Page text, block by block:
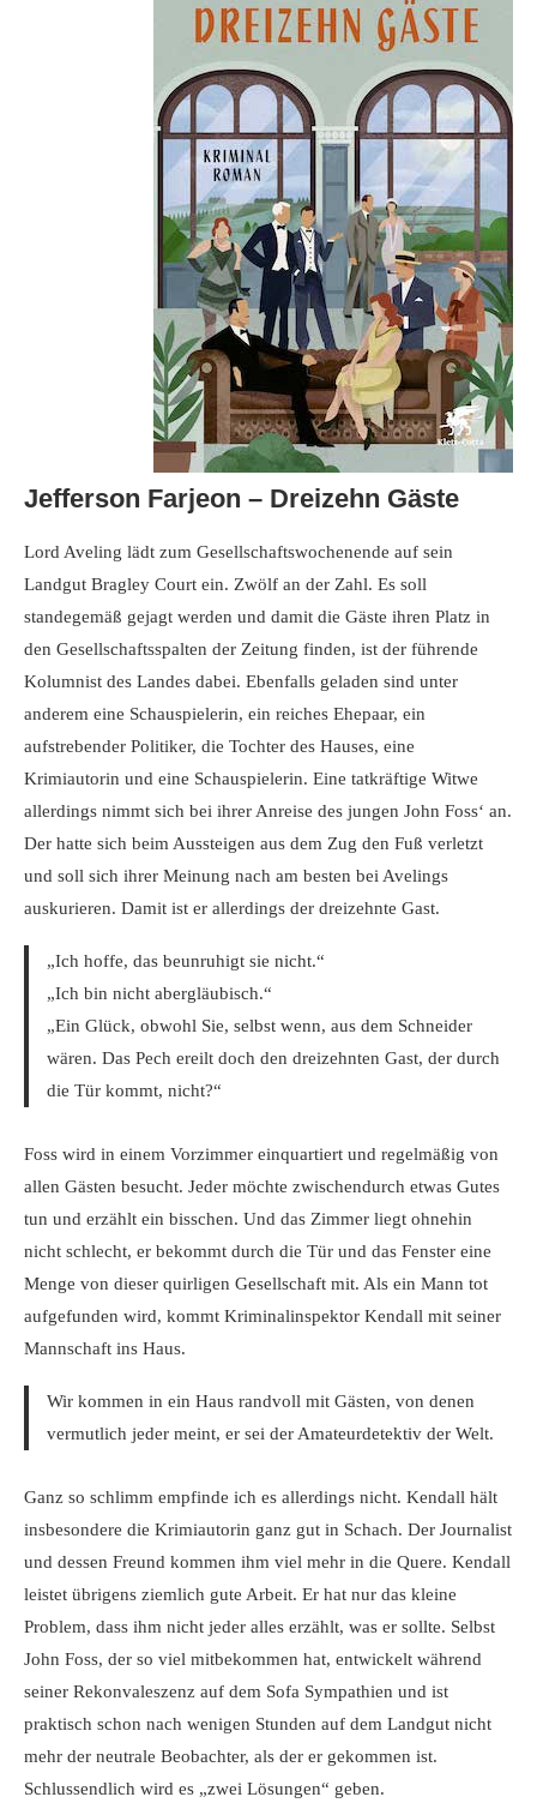
Jefferson Farjeon – Dreizehn Gäste
Lord Aveling lädt zum Gesellschaftswochenende auf sein
Landgut Bragley Court ein. Zwölf an der Zahl. Es soll
standegemäß gejagt werden und damit die Gäste ihren Platz in
den Gesellschaftsspalten der Zeitung finden, ist der führende
Kolumnist des Landes dabei. Ebenfalls geladen sind unter
anderem eine Schauspielerin, ein reiches Ehepaar, ein
aufstrebender Politiker, die Tochter des Hauses, eine
Krimiautorin und eine Schauspielerin. Eine tatkräftige Witwe
allerdings nimmt sich bei ihrer Anreise des jungen John Foss‘ an.
Der hatte sich beim Aussteigen aus dem Zug den Fuß verletzt
und soll sich ihrer Meinung nach am besten bei Avelings
auskurieren. Damit ist er allerdings der dreizehnte Gast.
„Ich hoffe, das beunruhigt sie nicht.“
„Ich bin nicht abergläubisch.“
„Ein Glück, obwohl Sie, selbst wenn, aus dem Schneider
wären. Das Pech ereilt doch den dreizehnten Gast, der durch
die Tür kommt, nicht?“
Foss wird in einem Vorzimmer einquartiert und regelmäßig von
allen Gästen besucht. Jeder möchte zwischendurch etwas Gutes
tun und erzählt ein bisschen. Und das Zimmer liegt ohnehin
nicht schlecht, er bekommt durch die Tür und das Fenster eine
Menge von dieser quirligen Gesellschaft mit. Als ein Mann tot
aufgefunden wird, kommt Kriminalinspektor Kendall mit seiner
Mannschaft ins Haus.
Wir kommen in ein Haus randvoll mit Gästen, von denen
vermutlich jeder meint, er sei der Amateurdetektiv der Welt.
Ganz so schlimm empfinde ich es allerdings nicht. Kendall hält
insbesondere die Krimiautorin ganz gut in Schach. Der Journalist
und dessen Freund kommen ihm viel mehr in die Quere. Kendall
leistet übrigens ziemlich gute Arbeit. Er hat nur das kleine
Problem, dass ihm nicht jeder alles erzählt, was er sollte. Selbst
John Foss, der so viel mitbekommen hat, entwickelt während
seiner Rekonvaleszenz auf dem Sofa Sympathien und ist
praktisch schon nach wenigen Stunden auf dem Landgut nicht
mehr der neutrale Beobachter, als der er gekommen ist.
Schlussendlich wird es „zwei Lösungen“ geben.